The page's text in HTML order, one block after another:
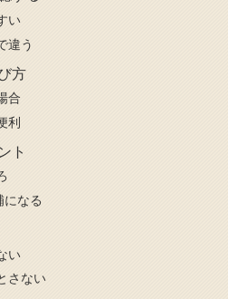
い
違う
方
合
利
ト
になる
い
さない